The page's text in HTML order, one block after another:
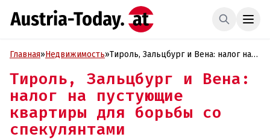
Главная»Недвижимость»Тироль, Зальцбург и Вена: налог на
спекулянтами
Тироль, Зальцбург и Вена:
налог на пустующие
квартиры для борьбы со
спекулянтами